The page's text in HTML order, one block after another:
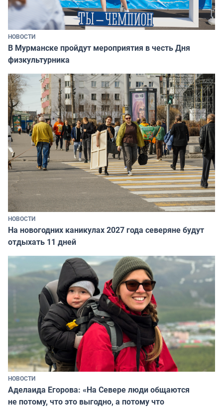
НОВОСТИ
В Мурманске пройдут мероприятия в честь Дня
физкультурника
НОВОСТИ
На новогодних каникулах 2027 года северяне будут
отдыхать 11 дней
НОВОСТИ
Аделаида Егорова: «На Севере люди общаются
не потому, что это выгодно, а потому что